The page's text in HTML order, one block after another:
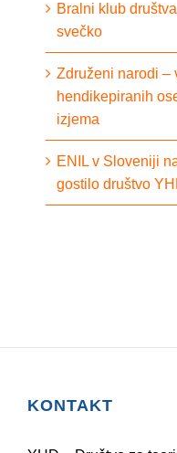
Bralni klub
svečko
Združeni narodi –
hendikepiranih
izjema
ENIL v Sloveniji
gostilo društvo
KONTAKT